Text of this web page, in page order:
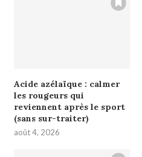
Acide azélaïque : calmer
les rougeurs qui
reviennent après le sport
(sans sur-traiter)
août 4, 2026